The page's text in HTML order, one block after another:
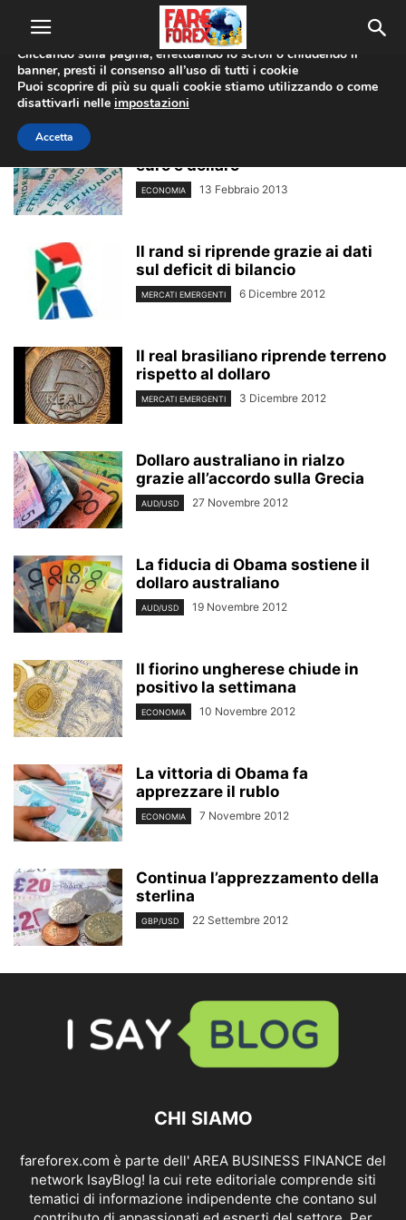
Home Tags Apprezzamento
apprezzamento
euro e dollaro
ECONOMIA 13 Febbraio 2013
Il rand si riprende grazie ai dati
sul deficit di bilancio
MERCATI EMERGENTI 6 Dicembre 2012
Il real brasiliano riprende terreno
rispetto al dollaro
MERCATI EMERGENTI 3 Dicembre 2012
Dollaro australiano in rialzo
grazie all’accordo sulla Grecia
AUD/USD 27 Novembre 2012
La fiducia di Obama sostiene il
dollaro australiano
AUD/USD 19 Novembre 2012
Il fiorino ungherese chiude in
positivo la settimana
ECONOMIA 10 Novembre 2012
La vittoria di Obama fa
apprezzare il rublo
ECONOMIA 7 Novembre 2012
Continua l’apprezzamento della
sterlina
GBP/USD 22 Settembre 2012
CHI SIAMO
fareforex.com è parte dell' AREA BUSINESS FINANCE del
network IsayBlog! la cui rete editoriale comprende siti
tematici di informazione indipendente che contano sul
Utilizziamo i cookie per offrirti la migliore esperienza sul nostro
sito web.
Cliccando sulla pagina, effettuando lo scroll o chiudendo il
banner, presti il consenso all’uso di tutti i cookie
Puoi scoprire di più su quali cookie stiamo utilizzando o come
disattivarli nelle impostazioni
Accetta